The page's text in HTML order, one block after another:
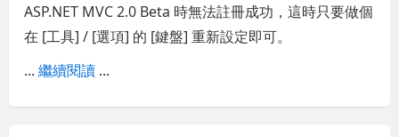
ASP.NET MVC 2.0 Beta 時無法註冊成功，這時只要做個
在 [工具] / [選項] 的 [鍵盤] 重新設定即可。
...繼續閱讀 ...